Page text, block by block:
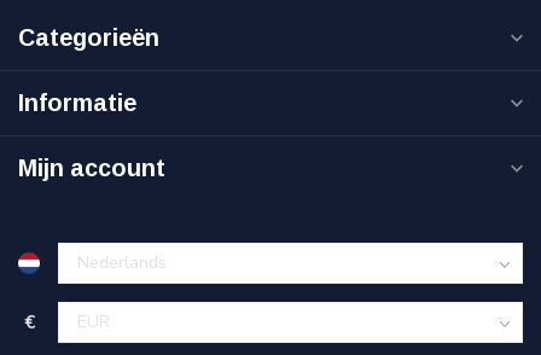
Categorieën
Informatie
Mijn account
€